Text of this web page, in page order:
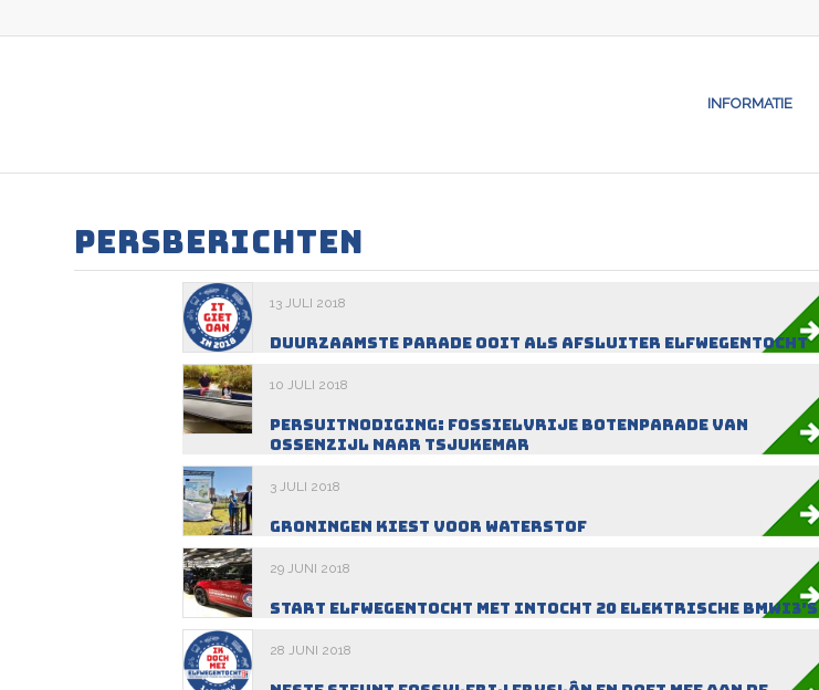
INFORMATIE
PERSBERICHTEN
13 JULI 2018
Duurzaamste parade ooit als afsluiter Elfwegentocht
10 JULI 2018
Persuitnodiging: fossielvrije botenparade van
Ossenzijl naar Tsjukemar
3 JULI 2018
Groningen kiest voor waterstof
29 JUNI 2018
Start Elfwegentocht met intocht 20 elektrische BMWi3’s
28 JUNI 2018